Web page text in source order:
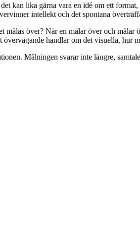
kan lika gärna vara en idé om ett
intellekt och det spontana
över? När en målar över och målar
handlar om det visuella, hur
Målningen svarar inte längre,